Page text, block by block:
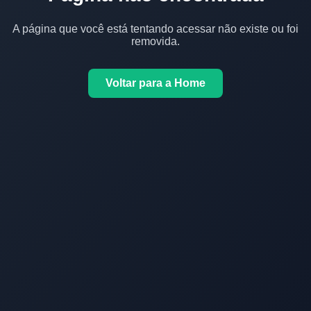
A página que você está tentando acessar não existe ou foi
removida.
Voltar para a Home